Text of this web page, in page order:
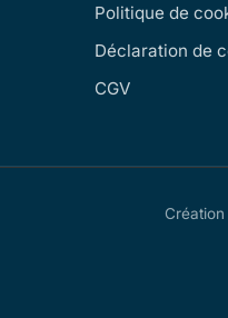
Politique de
Déclaration de
CGV